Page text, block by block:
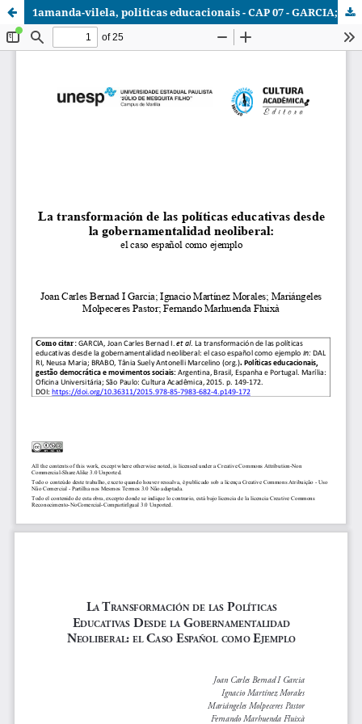
1amanda-vilela, politicas educacionais - CAP 07 - GARCIA; MORALES; PASTOR; FLUIXÀ.pdf